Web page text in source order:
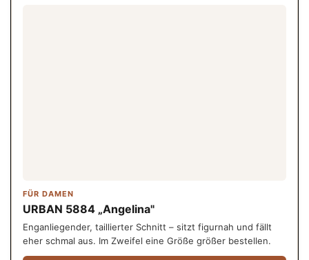
FÜR DAMEN
URBAN 5884 „Angelina"
Enganliegender, taillierter Schnitt – sitzt figurnah und fällt
eher schmal aus. Im Zweifel eine Größe größer bestellen.